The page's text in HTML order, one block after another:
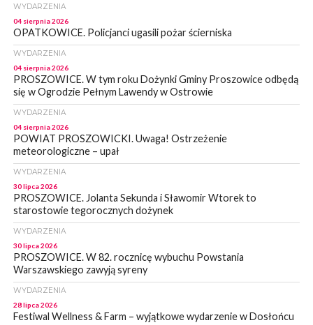
WYDARZENIA
04 sierpnia 2026
OPATKOWICE. Policjanci ugasili pożar ścierniska
WYDARZENIA
04 sierpnia 2026
PROSZOWICE. W tym roku Dożynki Gminy Proszowice odbędą
się w Ogrodzie Pełnym Lawendy w Ostrowie
WYDARZENIA
04 sierpnia 2026
POWIAT PROSZOWICKI. Uwaga! Ostrzeżenie
meteorologiczne – upał
WYDARZENIA
30 lipca 2026
PROSZOWICE. Jolanta Sekunda i Sławomir Wtorek to
starostowie tegorocznych dożynek
WYDARZENIA
30 lipca 2026
PROSZOWICE. W 82. rocznicę wybuchu Powstania
Warszawskiego zawyją syreny
WYDARZENIA
28 lipca 2026
Festiwal Wellness & Farm – wyjątkowe wydarzenie w Dosłońcu